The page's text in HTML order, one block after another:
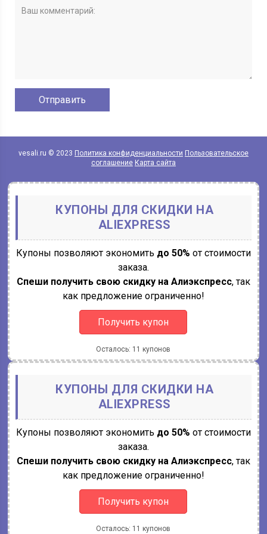
vesali.ru © 2023 Политика конфиденциальности Пользовательское
соглашение Карта сайта
КУПОНЫ ДЛЯ СКИДКИ НА
ALIEXPRESS
Купоны позволяют экономить до 50% от стоимости
заказа.
Спеши получить свою скидку на Алиэкспресс, так
как предложение ограниченно!
Получить купон
Осталось: 11 купонов
КУПОНЫ ДЛЯ СКИДКИ НА
ALIEXPRESS
Купоны позволяют экономить до 50% от стоимости
заказа.
Спеши получить свою скидку на Алиэкспресс, так
как предложение ограниченно!
Получить купон
Осталось: 11 купонов